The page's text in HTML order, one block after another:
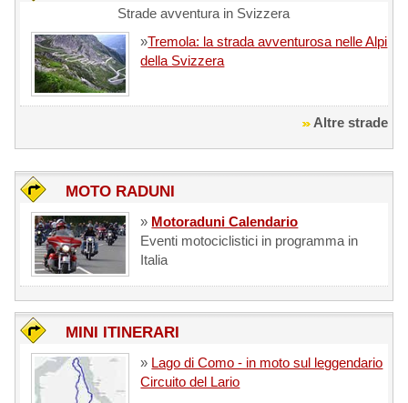
Strade avventura in Svizzera
»Tremola: la strada avventurosa nelle Alpi
della Svizzera
Altre strade
MOTO RADUNI
» Motoraduni Calendario
Eventi motociclistici in programma in
Italia
MINI ITINERARI
» Lago di Como - in moto sul leggendario
Circuito del Lario